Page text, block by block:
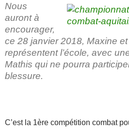
Nous
auront à
encourager,
ce 28 janvier 2018, Maxine
représentent l’école, avec
Mathis qui ne pourra
blessure.
C’est la 1ère compétition combat